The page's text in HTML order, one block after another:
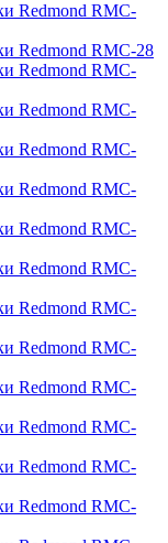
Redmond RMC-
Redmond RMC-28
Redmond RMC-
Redmond RMC-
Redmond RMC-
Redmond RMC-
Redmond RMC-
Redmond RMC-
Redmond RMC-
Redmond RMC-
Redmond RMC-
Redmond RMC-
Redmond RMC-
Redmond RMC-